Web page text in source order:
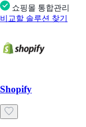
쇼핑몰 통합관리
비교할 솔루션 찾기
Shopify